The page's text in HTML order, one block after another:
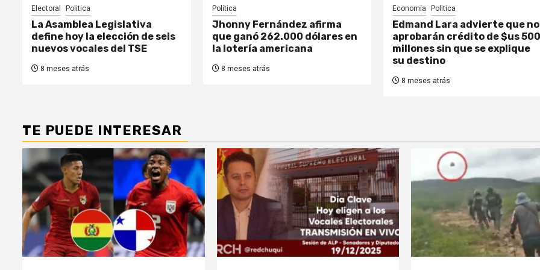
Electoral Politica
La Asamblea Legislativa
define hoy la elección de seis
nuevos vocales del TSE
8 meses atrás
Politica
Jhonny Fernández afirma
que ganó 262.000 dólares en
la lotería americana
8 meses atrás
Economía Politica
Edmand Lara advierte que no
aprobarán crédito de $us
millones sin que se explique
su destino
8 meses atrás
TE PUEDE INTERESAR